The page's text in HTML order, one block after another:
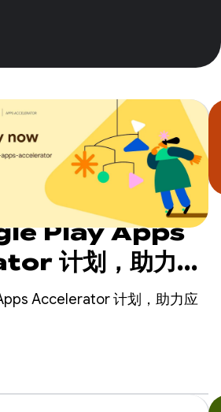
Play Apps
计划，助力应
立即申请
Accelerator 计划，助力应